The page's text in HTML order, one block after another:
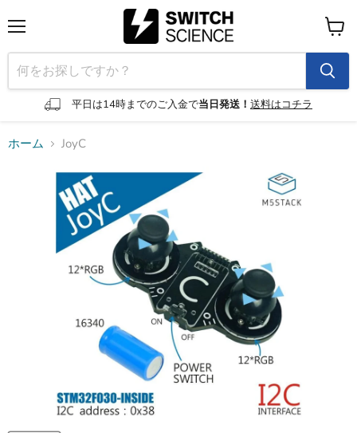
ニ
ュ
ー
平日は14時までのご入金で当日発送！ 送料はコチラ
カ
ー
ト
を
見
ホーム JoyC